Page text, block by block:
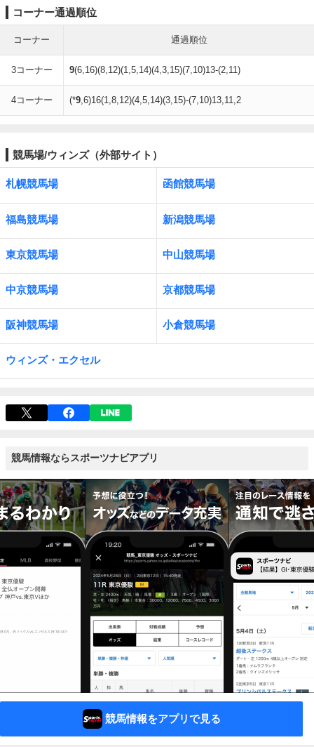
コーナー通過順位
コーナー 通過順位
3コーナー 9(6,16)(8,12)(1,5,14)(4,3,15)(7,10)13-(2,11)
4コーナー (*9,6)16(1,8,12)(4,5,14)(3,15)-(7,10)13,11,2
競馬場/ウィンズ（外部サイト）
札幌競馬場 函館競馬場
福島競馬場 新潟競馬場
東京競馬場 中山競馬場
中京競馬場 京都競馬場
阪神競馬場 小倉競馬場
ウィンズ・エクセル
競馬情報ならスポーツナビアプリ
競馬情報をアプリで見る